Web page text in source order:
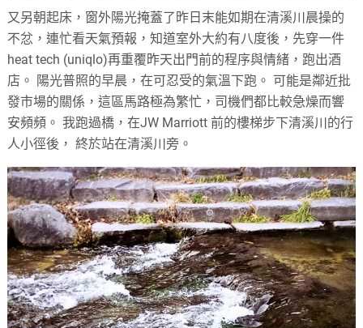
又另朝起床，窗外陽光掩蓋了昨日末能如期在清溪川晨操的
不忿，連忙看天氣預報，知道室外大約有八度後，先穿一件
heat tech (uniqlo)再重覆昨天出門前的程序與情緒，跑出酒
店。 陽光普照的早晨，在可忍受的氣溫下跑。 可能是鄰近批
發市場的關係，這區馬路極為繁忙，司機們都比較急燥而響
安頻頻。 我跑過橋，在JW Marriott 前的樓梯步下清溪川的行
人小徑後， 終於站在清溪川旁。